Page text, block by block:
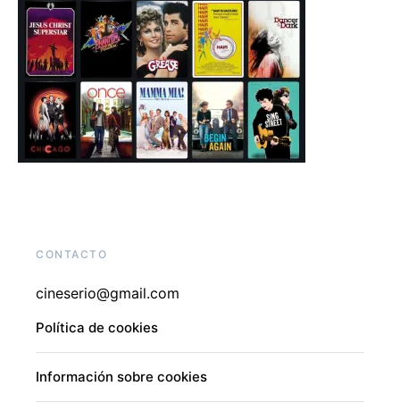
CONTACTO
cineserio@gmail.com
Política de cookies
Información sobre cookies